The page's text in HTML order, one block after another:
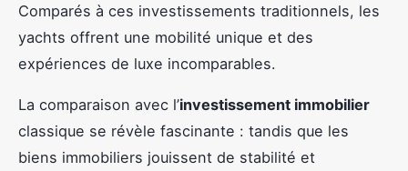
Comparés à ces investissements traditionnels, les
yachts offrent une mobilité unique et des
expériences de luxe incomparables.
La comparaison avec l’investissement immobilier
classique se révèle fascinante : tandis que les
biens immobiliers jouissent de stabilité et